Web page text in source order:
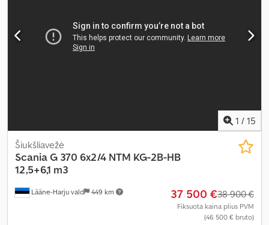
1 / 15
Lääne-Harju vald 449 km
Šiukšliavežė
ScaniaG 370 6x2/4 NTM KG-2B-HB
12,5+6,1 m3
37 500 €38 900 €
Fiksuota kaina plius PVM
(46 500 € bruto)